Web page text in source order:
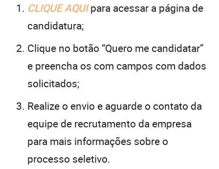
CLIQUE AQUIpara acessar a página de
candidatura;
Clique no botão “Quero me candidatar”
e preencha os com campos com dados
solicitados;
Realize o envio e aguarde o contato da
equipe de recrutamento da empresa
para mais informações sobre o
processo seletivo.